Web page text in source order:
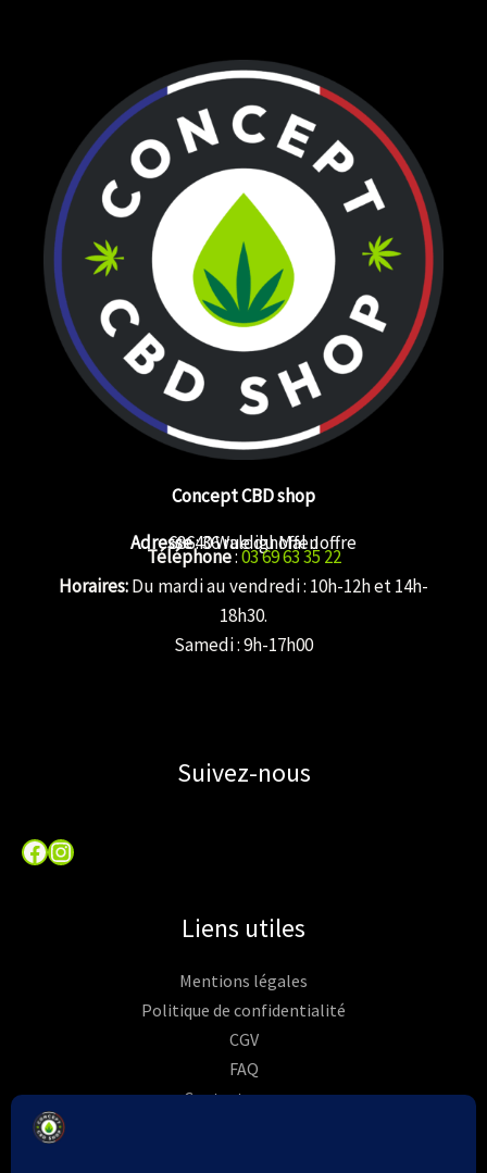
Concept CBD shop
Adresse: 36 rue du Mal Joffre
68640 Waldighoffen
Téléphone:03 69 63 35 22
Horaires:Du mardi au vendredi : 10h-12h et 14h-
18h30.
Samedi : 9h-17h00
Suivez-nous
Facebook
Instagram
Liens utiles
Mentions légales
Politique de confidentialité
CGV
FAQ
Contactez-nous